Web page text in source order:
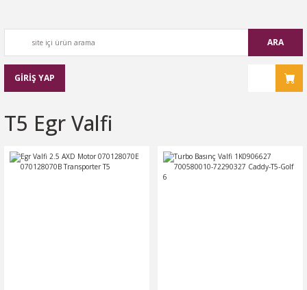
ARA
GİRİŞ YAP
T5 Egr Valfi